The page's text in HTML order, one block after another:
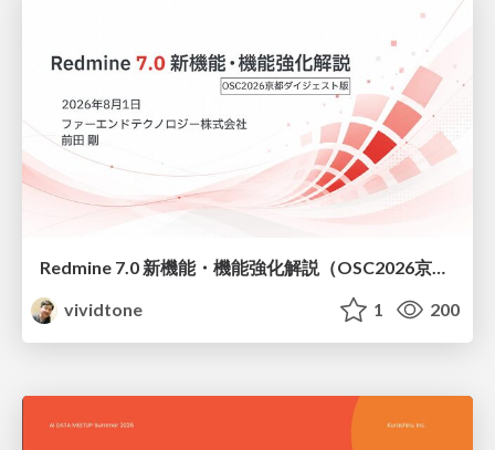
Redmine 7.0 新機能・機能強化解説（OSC2026京都ダイジェスト版）
vividtone
1 200